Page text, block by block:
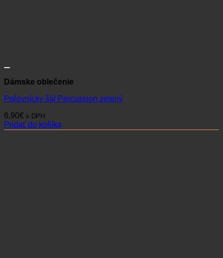
Dámske oblečenie
Poľovnícky šál Percussion zelený
6,90€ s DPH
Pridať do košíka